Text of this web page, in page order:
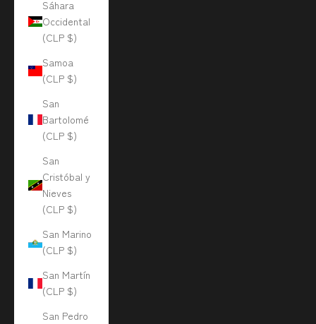
Sáhara
Occidental
(CLP $)
Samoa
(CLP $)
San
Bartolomé
(CLP $)
San
Cristóbal y
Nieves
(CLP $)
San Marino
(CLP $)
San Martín
(CLP $)
San Pedro